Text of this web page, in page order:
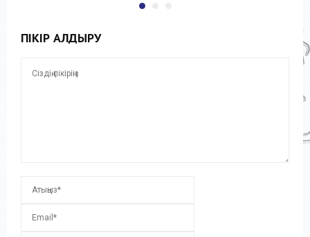
ПІКІР ҚАЛДЫРУ